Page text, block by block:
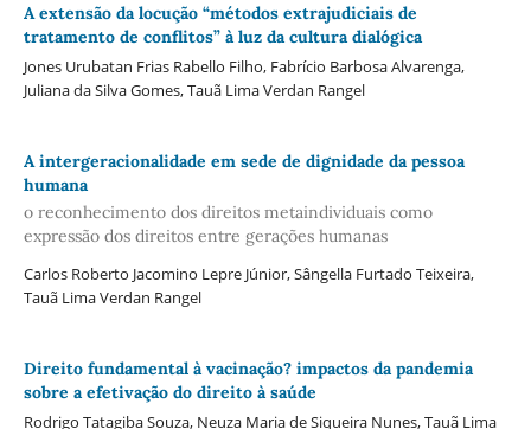
A extensão da locução “métodos extrajudiciais de
tratamento de conflitos” à luz da cultura dialógica
Jones Urubatan Frias Rabello Filho, Fabrício Barbosa Alvarenga,
Juliana da Silva Gomes, Tauã Lima Verdan Rangel
A intergeracionalidade em sede de dignidade da pessoa
humana
o reconhecimento dos direitos metaindividuais como
expressão dos direitos entre gerações humanas
Carlos Roberto Jacomino Lepre Júnior, Sângella Furtado Teixeira,
Tauã Lima Verdan Rangel
Direito fundamental à vacinação? impactos da pandemia
sobre a efetivação do direito à saúde
Rodrigo Tatagiba Souza, Neuza Maria de Siqueira Nunes, Tauã Lima